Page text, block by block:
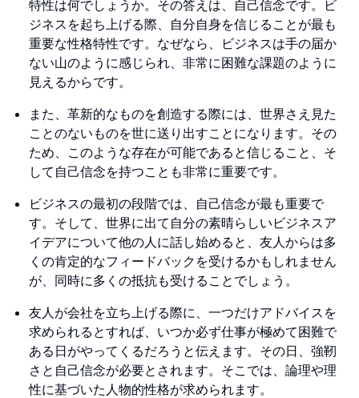
特性は何でしょうか。その答えは、自己信念です。ビ
ジネスを起ち上げる際、自分自身を信じることが最も
重要な性格特性です。なぜなら、ビジネスは手の届か
ない山のように感じられ、非常に困難な課題のように
見えるからです。
また、革新的なものを創造する際には、世界さえ見た
ことのないものを世に送り出すことになります。その
ため、このような存在が可能であると信じること、そ
して自己信念を持つことも非常に重要です。
ビジネスの最初の段階では、自己信念が最も重要で
す。そして、世界に出て自分の素晴らしいビジネスア
イデアについて他の人に話し始めると、友人からは多
くの肯定的なフィードバックを受けるかもしれません
が、同時に多くの抵抗も受けることでしょう。
友人が会社を立ち上げる際に、一つだけアドバイスを
求められるとすれば、いつか必ず仕事が極めて困難で
ある日がやってくるだろうと伝えます。その日、強靭
さと自己信念が必要とされます。そこでは、論理や理
性に基づいた人物的性格が求められます。